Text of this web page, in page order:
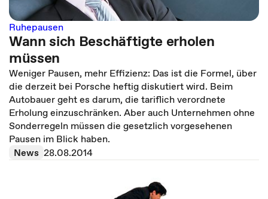
Ruhepausen
Wann sich Beschäftigte erholen
müssen
Weniger Pausen, mehr Effizienz: Das ist die Formel, über
die derzeit bei Porsche heftig diskutiert wird. Beim
Autobauer geht es darum, die tariflich verordnete
Erholung einzuschränken. Aber auch Unternehmen ohne
Sonderregeln müssen die gesetzlich vorgesehenen
Pausen im Blick haben.
News 28.08.2014